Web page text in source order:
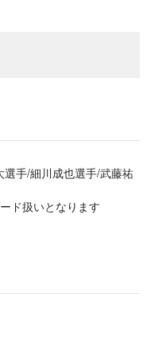
手/細川成也選手/武藤祐
ド扱いとなります